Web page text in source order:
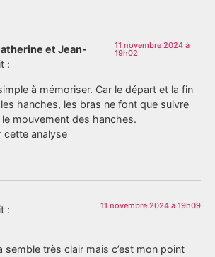
et Jean-
:
11 novembre 2024 à
19h02
à mémoriser. Car le départ et la fin
hanches, les bras ne font que suivre
le mouvement des hanches.
cette analyse
: 11 novembre 2024 à 19h09
semble très clair mais c’est mon point